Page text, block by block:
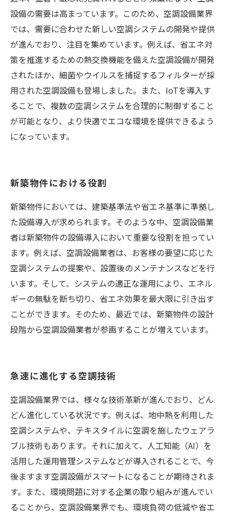
設備の需要は高まっています。このため、空調設備業界
では、需要に合わせた新しい空調システムの開発や提供
が進んでおり、注目を集めています。例えば、省エネ対
策を推進するための熱交換機能を備えた空調設備が開発
されたほか、細菌やウイルスを捕捉するフィルターが採
用された空調設備も登場しました。また、IoTを導入す
ることで、複数の空調システムを合理的に制御すること
が可能となり、より快適でエコな環境を提供できるよう
になっています。
新築物件における役割
新築物件においては、建築基準法や省エネ基準に準拠し
た設備導入が求められます。そのような中、空調設備業
者は新築物件の設備導入において重要な役割を担ってい
ます。例えば、空調設備業者は、お客様の要望に応じた
空調システムの提案や、設置後のメンテナンスなどを行
います。そして、システムの適正な運用により、エネル
ギーの無駄を断ち切り、省エネ効果を最大限に引き出す
ことができます。そのため、最近では、新築物件の設計
段階から空調設備業者が参画することが増えています。
急速に進化する空調技術
空調設備業界では、様々な技術革新が進んでおり、どん
どん進化している状況です。例えば、地中熱を利用した
空調システムや、テキスタイルに空調を施したウェアラ
ブル技術もあります。それに加えて、人工知能（AI）を
活用した運用管理システムなどが導入されることで、今
後ますます空調設備がスマートになることが期待されま
す。また、環境問題に対する企業の取り組みが進んでい
ることから、空調設備業界でも、環境負荷の低減や省エ